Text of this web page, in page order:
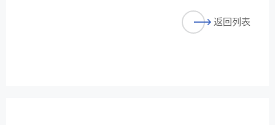
返回列表